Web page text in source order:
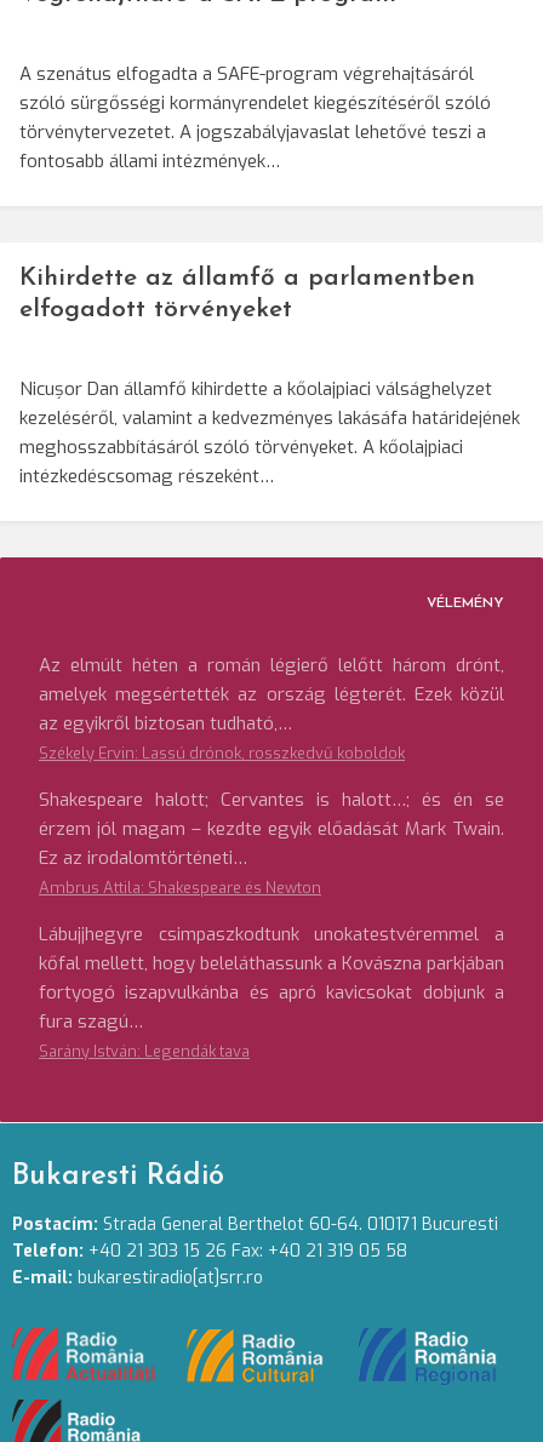
A szenátus elfogadta a SAFE-program végrehajtásáról
szóló sürgősségi kormányrendelet kiegészítéséről szóló
törvénytervezetet. A jogszabályjavaslat lehetővé teszi a
fontosabb állami intézmények…
Kihirdette az államfő a parlamentben
elfogadott törvényeket
Nicușor Dan államfő kihirdette a kőolajpiaci válsághelyzet
kezeléséről, valamint a kedvezményes lakásáfa határidejének
meghosszabbításáról szóló törvényeket. A kőolajpiaci
intézkedéscsomag részeként…
VÉLEMÉNY
Az elmúlt héten a román légierő lelőtt három drónt,
amelyek megsértették az ország légterét. Ezek közül
az egyikről biztosan tudható,…
Székely Ervin: Lassú drónok, rosszkedvű koboldok
Shakespeare halott; Cervantes is halott…; és én se
érzem jól magam – kezdte egyik előadását Mark Twain.
Ez az irodalomtörténeti…
Ambrus Attila: Shakespeare és Newton
Lábujjhegyre csimpaszkodtunk unokatestvéremmel a
kőfal mellett, hogy beleláthassunk a Kovászna parkjában
fortyogó iszapvulkánba és apró kavicsokat dobjunk a
fura szagú…
Sarány István: Legendák tava
Bukaresti Rádió
Postacím: Strada General Berthelot 60-64. 010171 Bucuresti
Telefon: +40 21 303 15 26 Fax: +40 21 319 05 58
E-mail: bukarestiradio[at]srr.ro